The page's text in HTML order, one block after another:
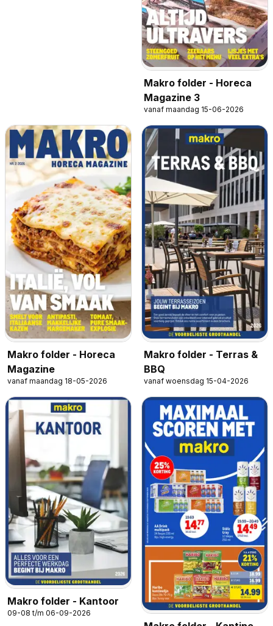
Makro folder - Horeca
Magazine 3
vanaf maandag 15-06-2026
Makro folder - Horeca
Magazine
vanaf maandag 18-05-2026
Makro folder - Terras &
BBQ
vanaf woensdag 15-04-2026
Makro folder - Kantoor
09-08 t/m 06-09-2026